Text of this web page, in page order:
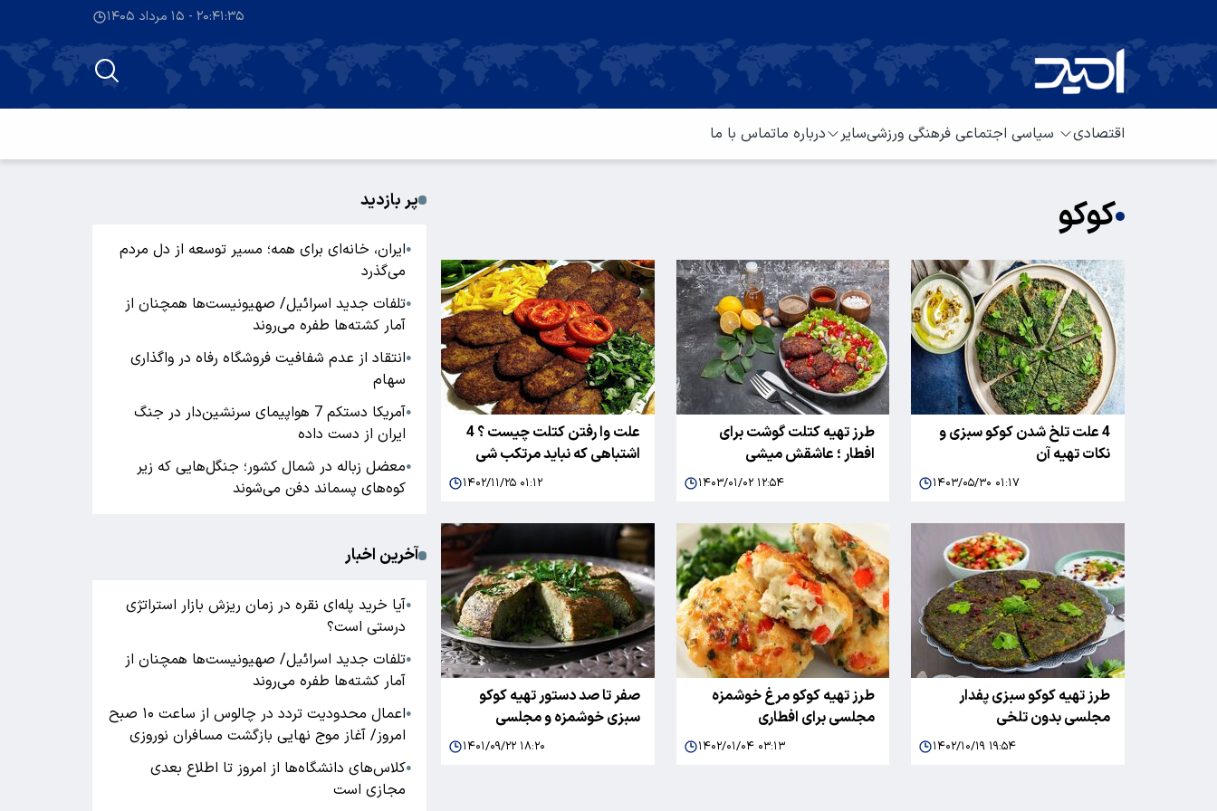
۲۰:۴۱:۳۵ - ۱۵ مرداد ۱۴۰۵
اقتصادی سیاسی اجتماعی فرهنگی ورزشیسایر درباره ماتماس با ما
کوکو
4 علت تلخ شدن کوکو سبزی و
نکات تهیه آن
۱۴۰۳/۰۵/۳۰ ۰۱:۱۷
طرز تهیه کتلت گوشت برای
افطار ؛ عاشقش میشی
۱۴۰۳/۰۱/۰۲ ۱۲:۵۴
علت وا رفتن کتلت چیست ؟ 4
اشتباهی که نباید مرتکب شی
۱۴۰۲/۱۱/۲۵ ۰۱:۱۲
طرز تهیه کوکو سبزی پفدار
مجلسی بدون تلخی
۱۴۰۲/۱۰/۱۹ ۱۹:۵۴
طرز تهیه کوکو مرغ خوشمزه
مجلسی برای افطاری
۱۴۰۲/۰۱/۰۴ ۰۳:۱۳
صفر تا صد دستور تهیه کوکو
سبزی خوشمزه و مجلسی
۱۴۰۱/۰۹/۲۲ ۱۸:۲۰
پر بازدید
●ایران، خانه‌ای برای همه؛ مسیر توسعه از دل مردم
می‌گذرد
●تلفات جدید اسرائیل/ صهیونیست‌ها همچنان از
آمار کشته‌ها طفره می‌روند
●انتقاد از عدم شفافیت فروشگاه رفاه در واگذاری
سهام
●
آمریکا دستکم 7 هواپیمای سرنشین‌دار در جنگ
ایران از دست داده
●معضل زباله در شمال کشور؛ جنگل‌هایی که زیر
کوه‌های پسماند دفن می‌شوند
آخرین اخبار
●آیا خرید پله‌ای نقره در زمان ریزش بازار استراتژی
درستی است؟
●تلفات جدید اسرائیل/ صهیونیست‌ها همچنان از
آمار کشته‌ها طفره می‌روند
●
اعمال محدودیت تردد در چالوس از ساعت ۱۰ صبح
امروز/ آغاز موج نهایی بازگشت مسافران نوروزی
●کلاس‌های دانشگاه‌ها از امروز تا اطلاع بعدی
مجازی است